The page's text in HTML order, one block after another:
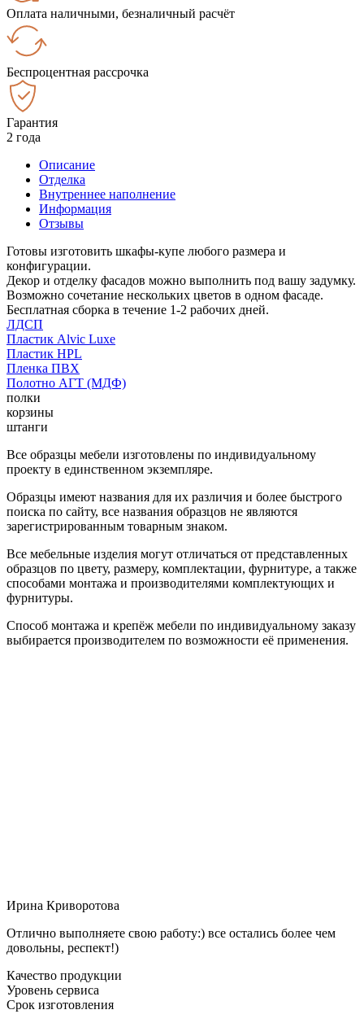
Оплата наличными, безналичный расчёт
Беспроцентная рассрочка
Гарантия
2 года
Описание
Отделка
Внутреннее наполнение
Информация
Отзывы
Готовы изготовить шкафы-купе любого размера и
конфигурации.
Декор и отделку фасадов можно выполнить под вашу задумку.
Возможно сочетание нескольких цветов в одном фасаде.
Бесплатная сборка в течение 1-2 рабочих дней.
ЛДСП
Пластик Alvic Luxe
Пластик HPL
Пленка ПВХ
Полотно АГТ (МДФ)
полки
корзины
штанги
Все образцы мебели изготовлены по индивидуальному
проекту в единственном экземпляре.
Образцы имеют названия для их различия и более быстрого
поиска по сайту, все названия образцов не являются
зарегистрированным товарным знаком.
Все мебельные изделия могут отличаться от представленных
образцов по цвету, размеру, комплектации, фурнитуре, а также
способами монтажа и производителями комплектующих и
фурнитуры.
Способ монтажа и крепёж мебели по индивидуальному заказу
выбирается производителем по возможности её применения.
Ирина Криворотова
Отлично выполняете свою работу:) все остались более чем
довольны, респект!)
Качество продукции
Уровень сервиса
Срок изготовления